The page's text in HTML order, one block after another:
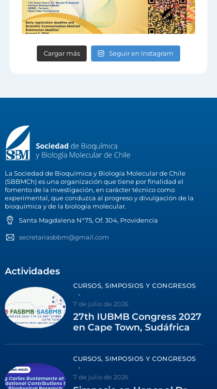
Cargar más Seguir en Instagram
La Sociedad de Bioquímica y Biología Molecular de Chile
(SBBMCh) es una organización que tiene por finalidad el
fomento de la investigación, en carácter técnico como
experimental, que conduzca al progreso y divulgación de la
bioquímica y de la biología molecular.
Santa Magdalena N°75, Of. 304, Providencia
secretariasbbm@gmail.com
Actividades
CURSOS, SIMPOSIOS Y CONGRESOS
7 de julio de 2026
27th IUBMB Congress 2027
en Cape Town, Sudáfrica
CURSOS, SIMPOSIOS Y CONGRESOS
7 de julio de 2026